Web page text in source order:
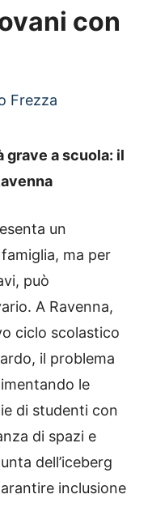
con
Frezza
grave a scuola: il
un
ma per
può
A Ravenna,
ciclo scolastico
il problema
le
di studenti con
di spazi e
dell’iceberg
inclusione